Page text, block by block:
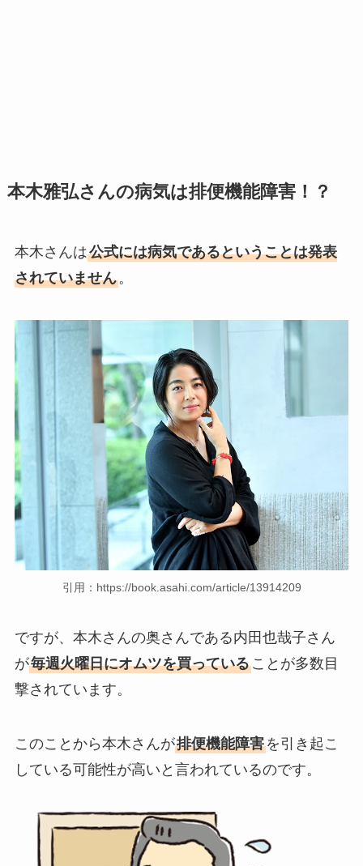
本木雅弘さんの病気は排便機能障害！？
本木さんは公式には病気であるということは発表
されていません。
引用：https://book.asahi.com/article/13914209
ですが、本木さんの奥さんである内田也哉子さん
が毎週火曜日にオムツを買っていることが多数目
撃されています。
このことから本木さんが排便機能障害を引き起こ
している可能性が高いと言われているのです。